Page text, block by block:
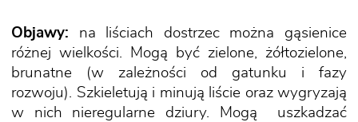
Objawy: na liściach dostrzec można gąsienice
różnej wielkości. Mogą być zielone, żółtozielone,
brunatne (w zależności od gatunku i fazy
rozwoju). Szkieletują i minują liście oraz wygryzają
w nich nieregularne dziury. Mogą uszkadzać